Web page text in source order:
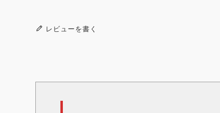
レビューを書く